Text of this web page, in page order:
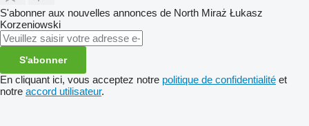
S'abonner aux nouvelles annonces de North Miraż Łukasz
Korzeniowski
S'abonner
En cliquant ici, vous acceptez notre politique de confidentialité et
notre accord utilisateur.